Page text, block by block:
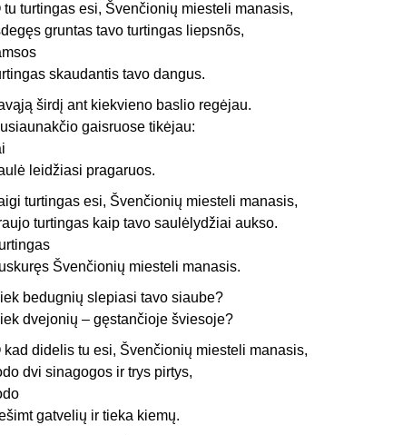
tu turtingas esi, Švenčionių miesteli manasis,
gruntas tavo turtingas liepsnõs,
skaudantis tavo dangus.
širdį ant kiekvieno baslio regėjau.
gaisruose tikėjau:
leidžiasi pragaruos.
turtingas esi, Švenčionių miesteli manasis,
turtingas kaip tavo saulėlydžiai aukso.
Švenčionių miesteli manasis.
bedugnių slepiasi tavo siaube?
dvejonių – gęstančioje šviesoje?
kad didelis tu esi, Švenčionių miesteli manasis,
dvi sinagogos ir trys pirtys,
gatvelių ir tieka kiemų.